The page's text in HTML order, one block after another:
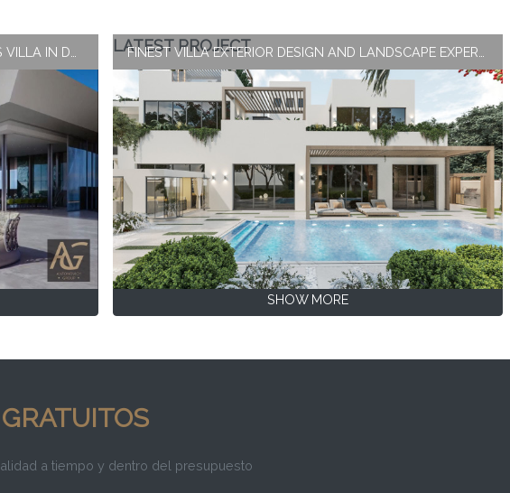
LATEST PROJECT
SHOW MORE
a tiempo y dentro del presupuesto